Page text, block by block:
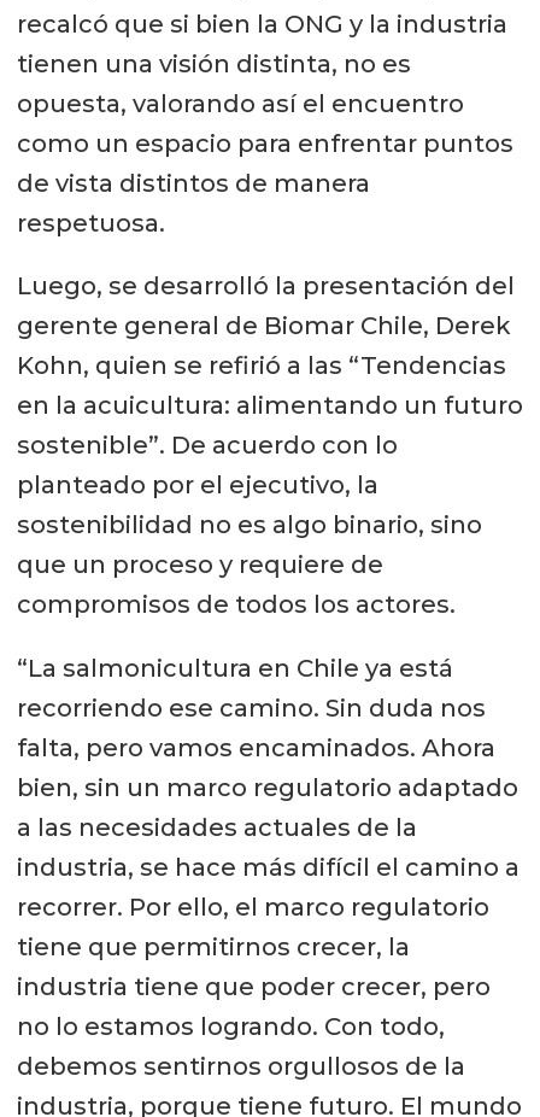
recalcó que si bien la ONG y la industria
tienen una visión distinta, no es
opuesta, valorando así el encuentro
como un espacio para enfrentar puntos
de vista distintos de manera
respetuosa.
Luego, se desarrolló la presentación del
gerente general de Biomar Chile, Derek
Kohn, quien se refirió a las “Tendencias
en la acuicultura: alimentando un futuro
sostenible”. De acuerdo con lo
planteado por el ejecutivo, la
sostenibilidad no es algo binario, sino
que un proceso y requiere de
compromisos de todos los actores.
“La salmonicultura en Chile ya está
recorriendo ese camino. Sin duda nos
falta, pero vamos encaminados. Ahora
bien, sin un marco regulatorio adaptado
a las necesidades actuales de la
industria, se hace más difícil el camino a
recorrer. Por ello, el marco regulatorio
tiene que permitirnos crecer, la
industria tiene que poder crecer, pero
no lo estamos logrando. Con todo,
debemos sentirnos orgullosos de la
industria, porque tiene futuro. El mundo